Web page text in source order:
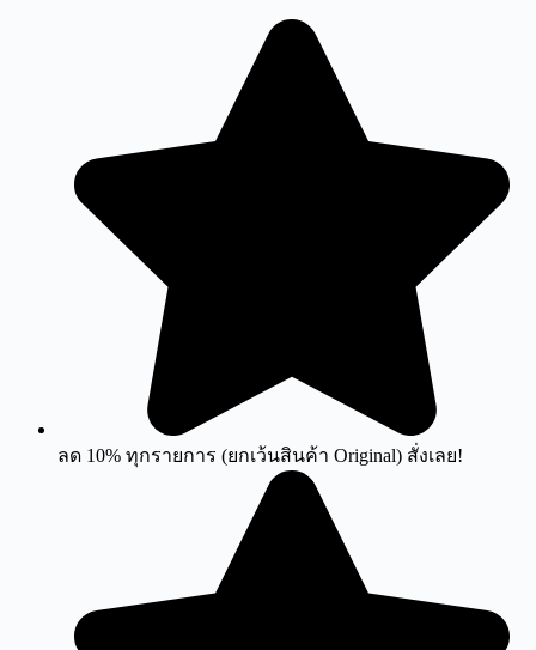
ลด 10% ทุกรายการ (ยกเว้นสินค้า Original) สั่งเลย!